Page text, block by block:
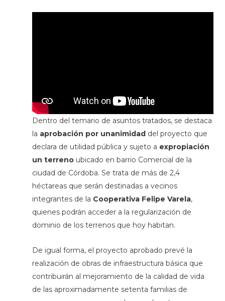
Dentro del temario de asuntos tratados, se destaca
la aprobación por unanimidaddel proyecto que
declara de utilidad pública y sujeto a expropiación
un terrenoubicado en barrio Comercial de la
ciudad de Córdoba. Se trata de más de 2,4
héctareas que serán destinadas a vecinos
integrantes de la Cooperativa Felipe Varela,
quienes podrán acceder a la regularización de
dominio de los terrenos que hoy habitan.
De igual forma, el proyecto aprobado prevé la
realización de obras de infraestructura básica que
contribuirán al mejoramiento de la calidad de vida
de las aproximadamente setenta familias de